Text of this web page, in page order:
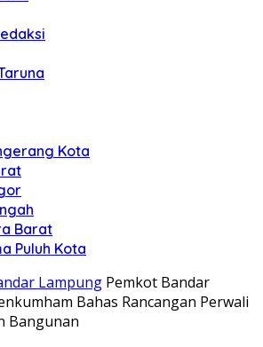
Kota
Barat
Puluh Kota
Lampung Pemkot Bandar
Bahas Rancangan Perwali
Bangunan